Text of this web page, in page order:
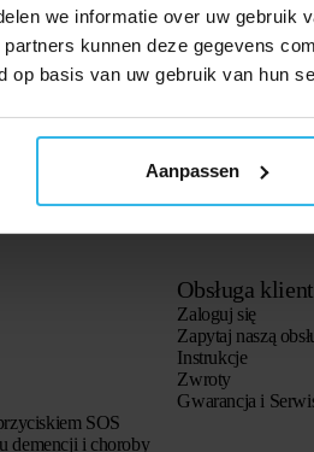
we informatie over uw gebruik
kunnen deze gegevens
op basis van uw gebruik van hun
Aanpassen
SOS
demencji i choroby
Obsługa
Zaloguj się
Zapytaj naszą
Instrukcje
Zwroty
Gwarancja i